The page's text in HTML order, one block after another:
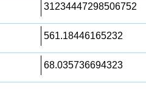
31234447298506752
561.18446165232
68.035736694323